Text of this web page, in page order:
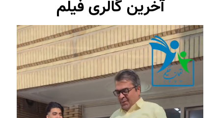
آخرین گالری فیلم